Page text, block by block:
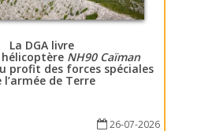
La DGA livre
NH90 Caïman
profit des forces spéciales
l’armée de Terre
26-07-2026